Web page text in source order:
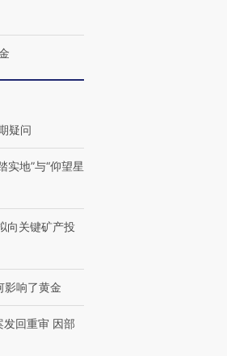
找100种
CFO：不靠规模取胜，华
疑问
实地”与“仰望星
向关键矿产投
影响了黄金
发回重审 因部